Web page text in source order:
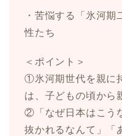
・苦悩する「氷河
性たち
＜ポイント＞
①氷河期世代を親に
は、子どもの頃から
②「なぜ日本はこう
抜かれるなんて」「